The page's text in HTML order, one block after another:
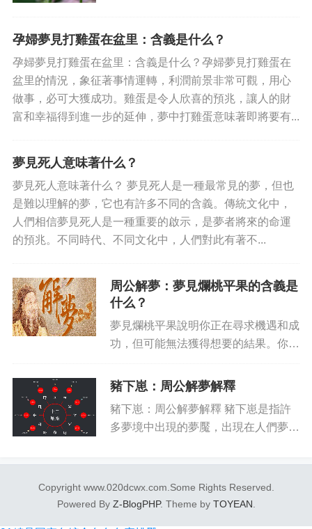
貓的卻是較少見的。夢見趕走貓有什么
意思呢？本文將探討這個話題，為...
孕婦夢見打雞蛋在盆里：含義是什么？
孕婦夢見打雞蛋在盆里：含義是什么？孕婦夢見打雞蛋在
盆里的情況，象征著事情運轉，利潤前景非常可觀，用心
做事，必可大獲成功。雞蛋是令人欣喜的預兆，讓人的財
富和幸福得到進一步的延伸，夢中打雞蛋意味著即將要有...
夢見死人意味著什么？
夢見死人意味著什么？ 夢見死人是一種最常見的夢，但也
是難以理解的夢，它也有許多不同的含義。傳統文化中，
人們相信夢見死人是一種重要的啟示，是夢者將來的命運
的預兆。不同時代、不同文化中，人們對此有著不...
周公解夢：夢見爛桃平果的含義是
什么？
夢見爛桃平果說明你正在尋求機遇和成
功，但可能無法獲得想要的結果。你正
帶來的損失，包括金錢、時間和精力方
你應當注意自己的行為，不要盲目...
豬下崽：周公解夢解釋
豬下崽：周公解夢解釋 豬下崽是指許
多夢境中出現的夢魘，出現在人們夢境
本的文化傳說中都有涉及豬下崽的傳
說，本節將簡要介紹這種現象，以及它
在周公解夢中的解釋。 什么是...
Copyright www.020dcwx.com.Some Rights Reserved.
Powered By Z-BlogPHP. Theme by TOYEAN